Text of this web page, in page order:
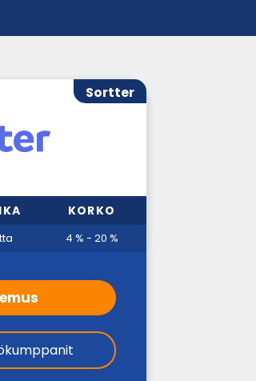
Sortter
KORKO
4 % - 20 %